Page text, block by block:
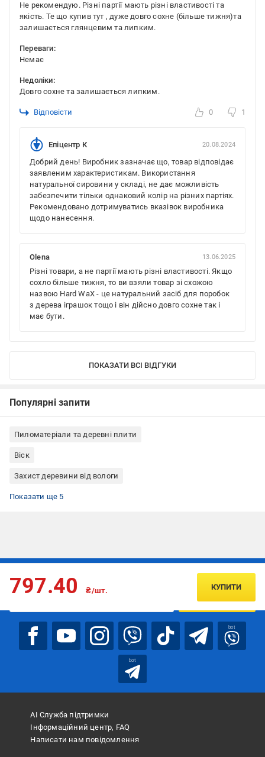
Не рекомендую. Різні партії мають різні властивості та
якість. Те що купив тут , дуже довго сохне (більше тижня)та
залишається глянцевим та липким.
Переваги:
Немає
Недоліки:
Довго сохне та залишається липким.
Відповісти 0 1
Епіцентр К 20.08.2024
Добрий день! Виробник зазначає що, товар відповідає
заявленим характеристикам. Використання
натуральної сировини у складі, не дає можливість
забезпечити тільки однаковий колір на різних партіях.
Рекомендовано дотримуватись вказівок виробника
щодо нанесення.
Olena 13.06.2025
Різні товари, а не партії мають різні властивості. Якщо
сохло більше тижня, то ви взяли товар зі схожою
назвою Hard WaX - це натуральний засіб для поробок
з дерева іграшок тощо і він дійсно довго сохне так і
має бути.
ПОКАЗАТИ ВСІ ВІДГУКИ
Популярні запити
Пиломатеріали та деревні плити
Віск
Захист деревини від вологи
Олія для деревини
Просочення для деревини Bionic House
Захисні засоби для дерев'яних меблів
Просочення для дерева для внутрішніх робіт
Просочення для дерева віск
Показати ще 5
797.40 ₴/шт. КУПИТИ
Підписуйтесь, щоб дізнаватись першим про акції та пропозиції
ПІДПИСАТИСЯ
bot
bot
АІ Служба підтримки
Інформаційний центр, FAQ
Написати нам повідомлення